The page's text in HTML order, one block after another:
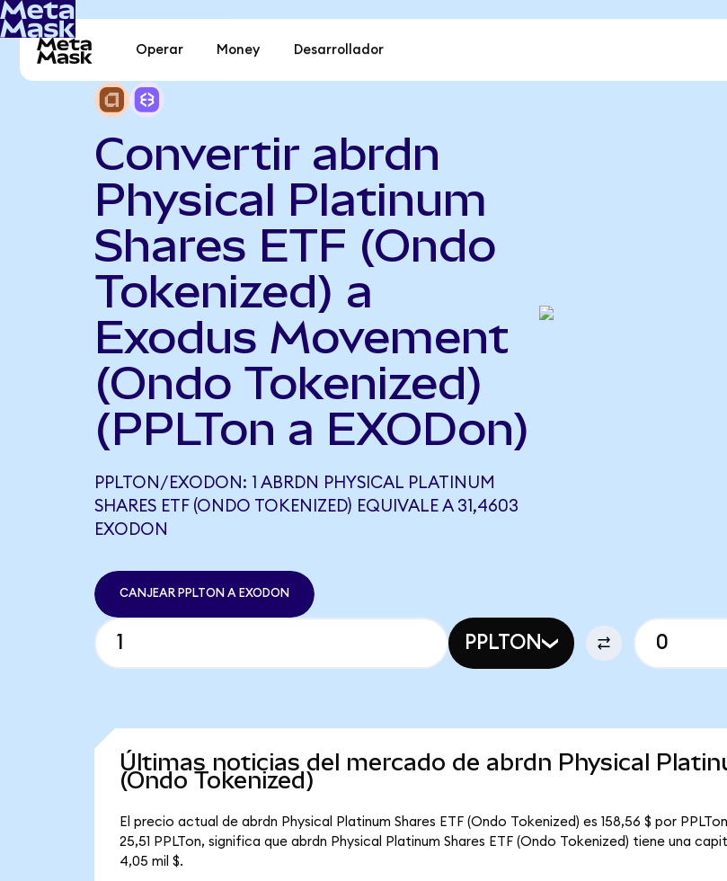
Operar Money Desarrollador
Convertir abrdn
Physical Platinum
Shares ETF (Ondo
Tokenized) a
Exodus Movement
(Ondo Tokenized)
(PPLTon a EXODon)
PPLTON/EXODON: 1 ABRDN PHYSICAL PLATINUM
SHARES ETF (ONDO TOKENIZED) EQUIVALE A 31,4603
EXODON
CANJEAR PPLTON A EXODON
PPLTON
Últimas noticias del mercado de abrdn Physical
(Ondo Tokenized)
El precio actual de abrdn Physical Platinum Shares ETF (Ondo Tokenized) es 158,56 $ por
25,51 PPLTon, significa que abrdn Physical Platinum Shares ETF (Ondo Tokenized) tiene una
4,05 mil $.